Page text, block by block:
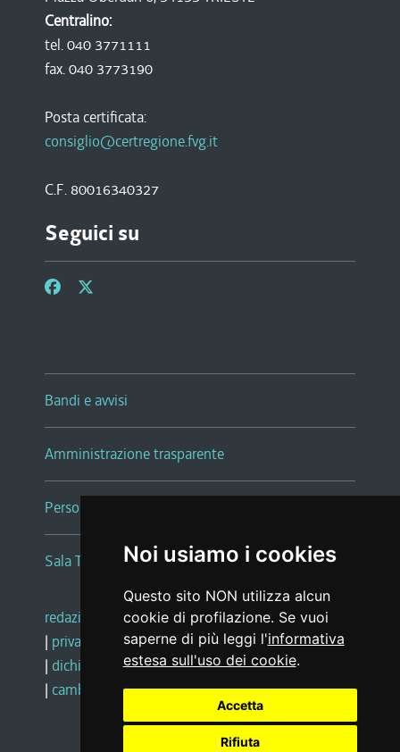
Noi usiamo i cookies
Questo sito NON utilizza alcun
cookie di profilazione. Se vuoi
saperne di più leggi l'informativa
estesa sull'uso dei cookie.
Accetta
Rifiuta
Centralino:
tel. 040 3771111
fax. 040 3773190
Posta certificata:
consiglio@certregione.fvg.it
C.F. 80016340327
Seguici su
Bandi e avvisi
Amministrazione trasparente
Persone e Uffici
Sala Tiziano Tessitori
redazione web |note legali |glossario
| privacy
social media policy
| dichiarazione di accessibilità |feedback
| cambio preferenze cookie